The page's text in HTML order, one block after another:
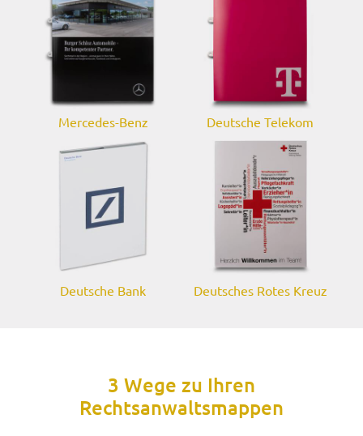
Mercedes-Benz Deutsche Telekom
Deutsche Bank Deutsches Rotes Kreuz
3 Wege zu Ihren
Rechtsanwaltsmappen